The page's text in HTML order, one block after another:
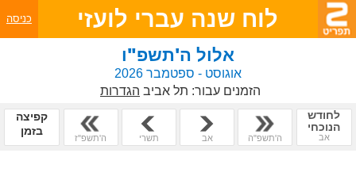
לוח שנה עברי לועזי כניסה
אלול ה'תשפ"ו
אוגוסט - ספטמבר 2026
הזמנים עבור: תל אביב הגדרות
לחודש
הנוכחי
אב ה'תשפ"ה אב תשרי ה'תשפ"ז
קפיצה
בזמן